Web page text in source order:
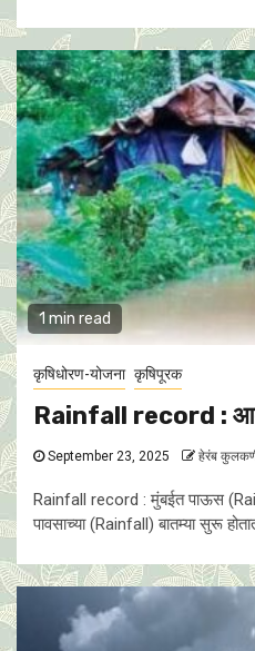
1 min read
कृषिधोरण-योजना कृषिपूरक
Rainfall record :
September 23, 2025 हेरंब
Rainfall record : मुंबईत पाऊस
पावसाच्या (Rainfall) बातम्या सुरू